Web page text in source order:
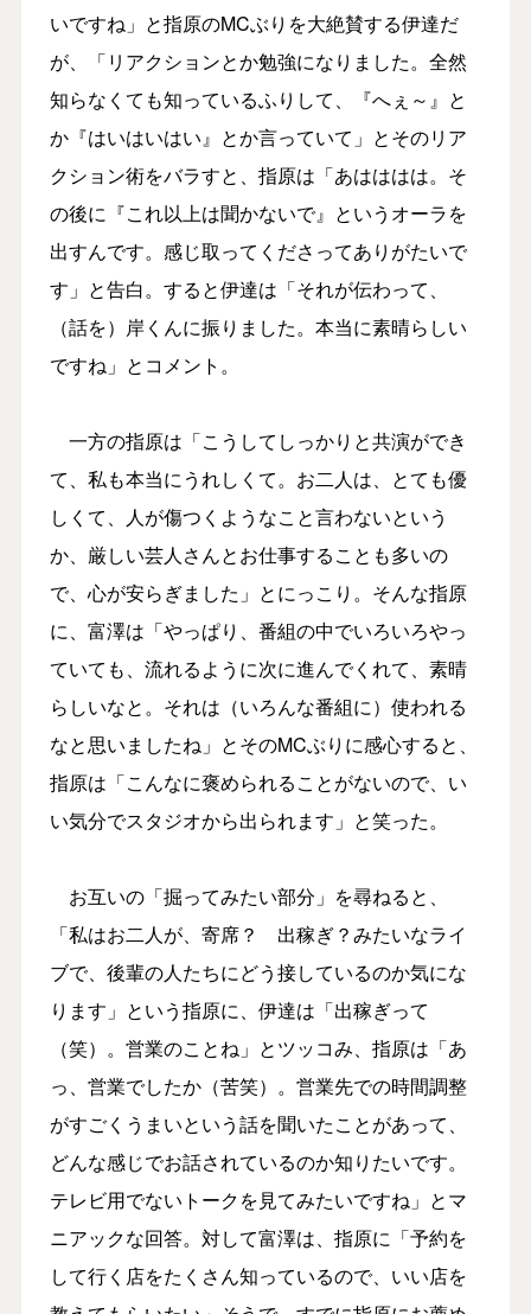
いですね」と指原のMCぶりを大絶賛する伊達だ
が、「リアクションとか勉強になりました。全然
知らなくても知っているふりして、『へぇ～』と
か『はいはいはい』とか言っていて」とそのリア
クション術をバラすと、指原は「あはははは。そ
の後に『これ以上は聞かないで』というオーラを
出すんです。感じ取ってくださってありがたいで
す」と告白。すると伊達は「それが伝わって、
（話を）岸くんに振りました。本当に素晴らしい
ですね」とコメント。
一方の指原は「こうしてしっかりと共演ができ
て、私も本当にうれしくて。お二人は、とても優
しくて、人が傷つくようなこと言わないという
か、厳しい芸人さんとお仕事することも多いの
で、心が安らぎました」とにっこり。そんな指原
に、富澤は「やっぱり、番組の中でいろいろやっ
ていても、流れるように次に進んでくれて、素晴
らしいなと。それは（いろんな番組に）使われる
なと思いましたね」とそのMCぶりに感心すると、
指原は「こんなに褒められることがないので、い
い気分でスタジオから出られます」と笑った。
お互いの「掘ってみたい部分」を尋ねると、
「私はお二人が、寄席？ 出稼ぎ？みたいなライ
ブで、後輩の人たちにどう接しているのか気にな
ります」という指原に、伊達は「出稼ぎって
（笑）。営業のことね」とツッコみ、指原は「あ
っ、営業でしたか（苦笑）。営業先での時間調整
がすごくうまいという話を聞いたことがあって、
どんな感じでお話されているのか知りたいです。
テレビ用でないトークを見てみたいですね」とマ
ニアックな回答。対して富澤は、指原に「予約を
して行く店をたくさん知っているので、いい店を